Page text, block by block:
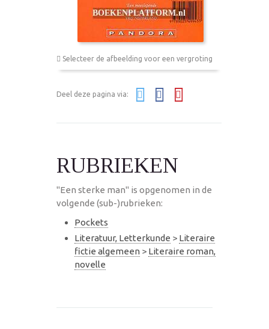
Selecteer de afbeelding voor een vergroting
Deel deze pagina via:
RUBRIEKEN
"Een sterke man" is opgenomen in de
volgende (sub-)rubrieken:
Pockets
Literatuur, Letterkunde > Literaire
fictie algemeen > Literaire roman,
novelle